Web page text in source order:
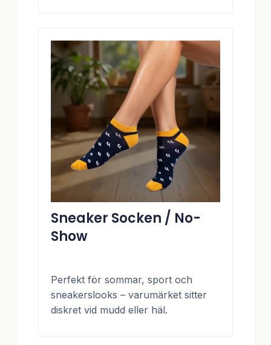
Sneaker Socken / No-
Show
Perfekt för sommar, sport och
sneakerslooks – varumärket sitter
diskret vid mudd eller häl.